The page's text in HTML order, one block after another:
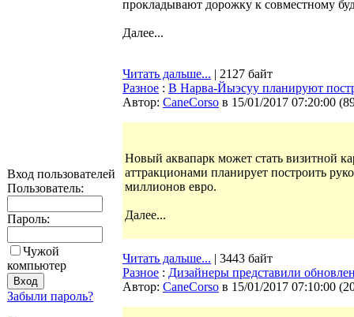
Вход пользователей
Пользователь:
Пароль:
Чужой
компьютер
Забыли пароль?
прокладывают дорожку к совместному
Далее...
Читать дальше... | 2127 байт
Разное : В Нарва-Йыэсуу планируют
Автор: CaneCorso в 15/01/2017 07:20:00 (
Новый аквапарк может стать визитной
аттракционами планирует построить
миллионов евро.
Далее...
Читать дальше... | 3443 байт
Разное : Дизайнеры представили
Автор: CaneCorso в 15/01/2017 07:10:00 (